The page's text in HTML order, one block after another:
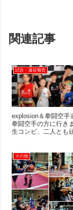
関連記事
試合・遠征報告
explosion＆拳闘空手
拳闘空手の方に行き
生コンビ、二人とも
その他